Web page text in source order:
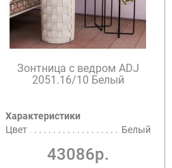
Зонтница с ведром ADJ
2051.16/10 Белый
Характеристики
Цвет
Белый
43086р.